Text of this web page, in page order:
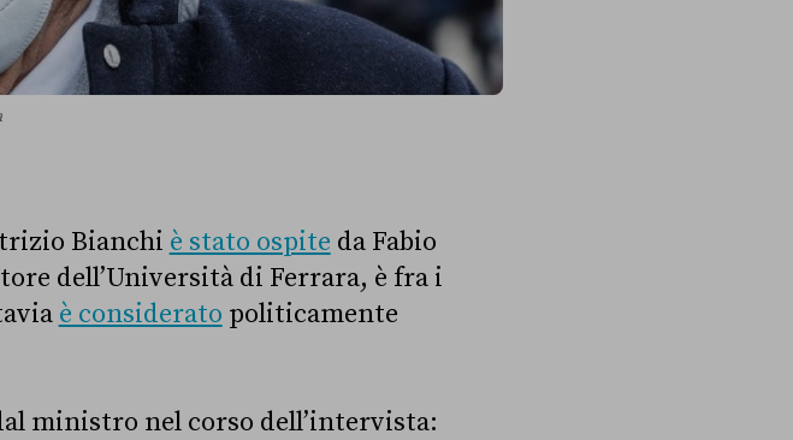
Bianchi è stato ospite da Fabio
dell’Università di Ferrara, è fra i
è considerato politicamente
ministro nel corso dell’intervista: